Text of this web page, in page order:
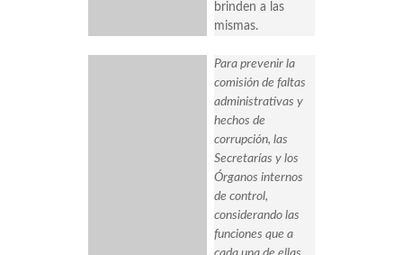
brinden a las
mismas.
Para prevenir la
comisión de faltas
administrativas y
hechos de
corrupción, las
Secretarías y los
Órganos internos
de control,
considerando las
funciones que a